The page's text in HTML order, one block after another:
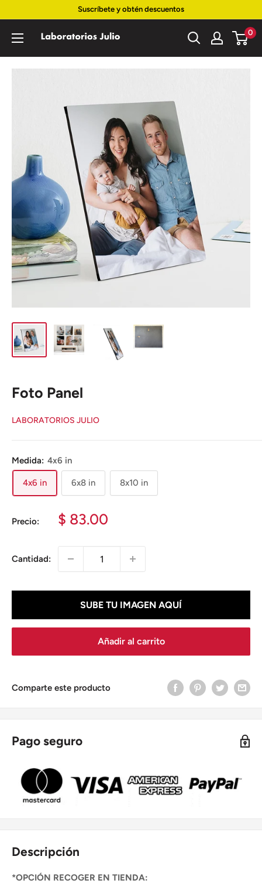
contenido
Suscríbete y obtén descuentos
Laboratorios
0
Foto Panel
LABORATORIOS JULIO
Medida: 4x6 in
4x6 in 6x8 in 8x10 in
Precio:
Precio
$ 83.00
Cantidad:
SUBE TU IMAGEN AQUÍ
Añadir al carrito
Comparte este producto
Pago seguro
Descripción
*OPCIÓN RECOGER EN TIENDA: